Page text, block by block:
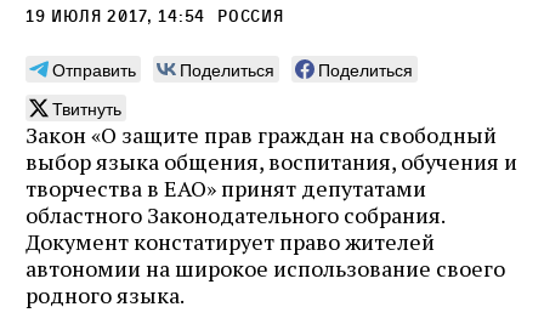
19 июля 2017, 14:54 Россия
Отправить Поделиться
Поделиться
Твитнуть
Закон «О защите прав граждан на свободный
выбор языка общения, воспитания, обучения и
творчества в ЕАО» принят депутатами
областного Законодательного собрания.
Документ констатирует право жителей
автономии на широкое использование своего
родного языка.